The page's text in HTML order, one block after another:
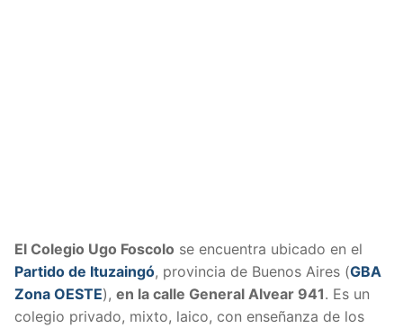
El Colegio Ugo Foscolo se encuentra ubicado en el
Partido de Ituzaingó, provincia de Buenos Aires (GBA
Zona OESTE), en la calle General Alvear 941. Es un
colegio privado, mixto, laico, con enseñanza de los